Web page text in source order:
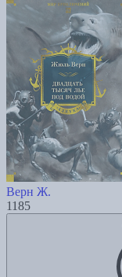
Верн Ж.
1185